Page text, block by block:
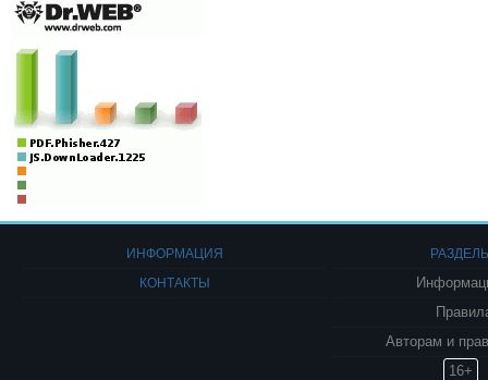
ИНФОРМАЦИЯ
КОНТАКТЫ
Авторам и
16+